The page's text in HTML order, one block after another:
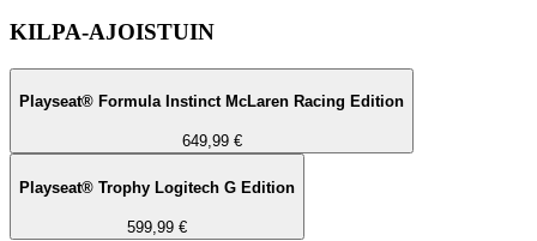
KILPA-AJOISTUIN
Playseat® Formula Instinct McLaren Racing Edition
649,99 €
Playseat® Trophy Logitech G Edition
599,99 €